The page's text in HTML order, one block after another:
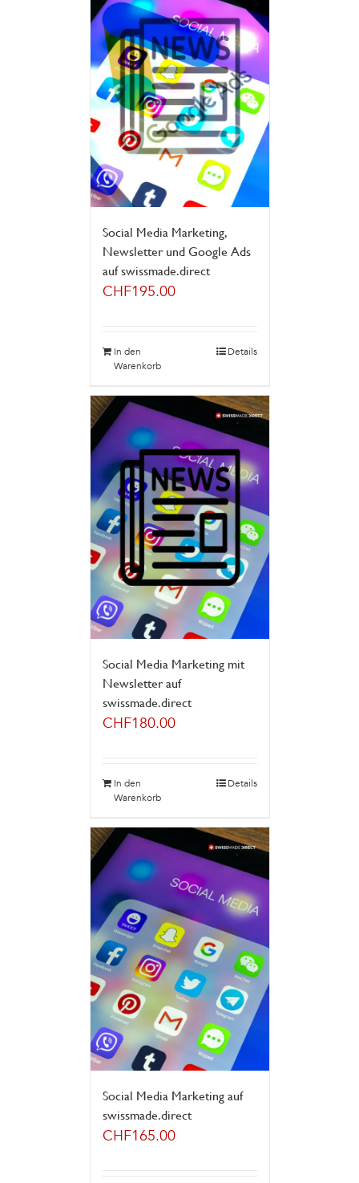
Social Media Marketing,
Newsletter und Google Ads
auf swissmade.direct
CHF195.00
In den
Warenkorb
Details
Social Media Marketing mit
Newsletter auf
swissmade.direct
CHF180.00
In den
Warenkorb
Details
Social Media Marketing auf
swissmade.direct
CHF165.00